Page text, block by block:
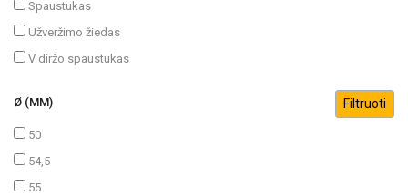
Spaustukas
Užveržimo žiedas
V diržo spaustukas
Ø (MM)
50
54,5
55